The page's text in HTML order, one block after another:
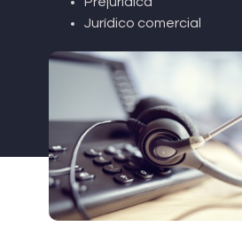
Jurídico comercial